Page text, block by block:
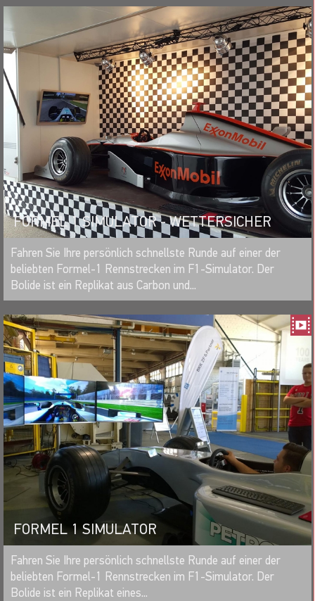
FORMEL 1 SIMULATOR - WETTERSICHER
MERKEN
Fahren Sie Ihre persönlich schnellste Runde auf einer der
beliebten Formel-1 Rennstrecken im F1-Simulator. Der
Bolide ist ein Replikat aus Carbon und...
FORMEL 1 SIMULATOR
MERKEN
Fahren Sie Ihre persönlich schnellste Runde auf einer der
beliebten Formel-1 Rennstrecken im F1-Simulator. Der
Bolide ist ein Replikat eines...